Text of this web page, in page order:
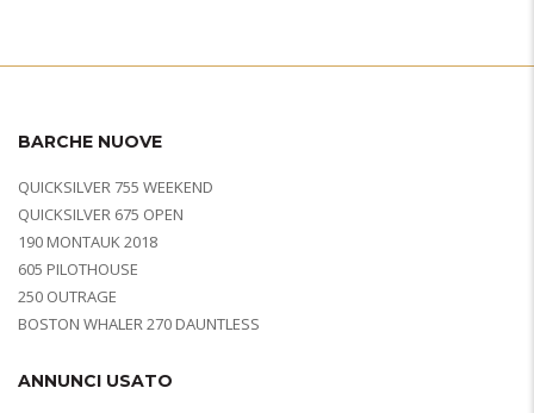
BARCHE NUOVE
QUICKSILVER 755 WEEKEND
QUICKSILVER 675 OPEN
190 MONTAUK 2018
605 PILOTHOUSE
250 OUTRAGE
BOSTON WHALER 270 DAUNTLESS
ANNUNCI USATO